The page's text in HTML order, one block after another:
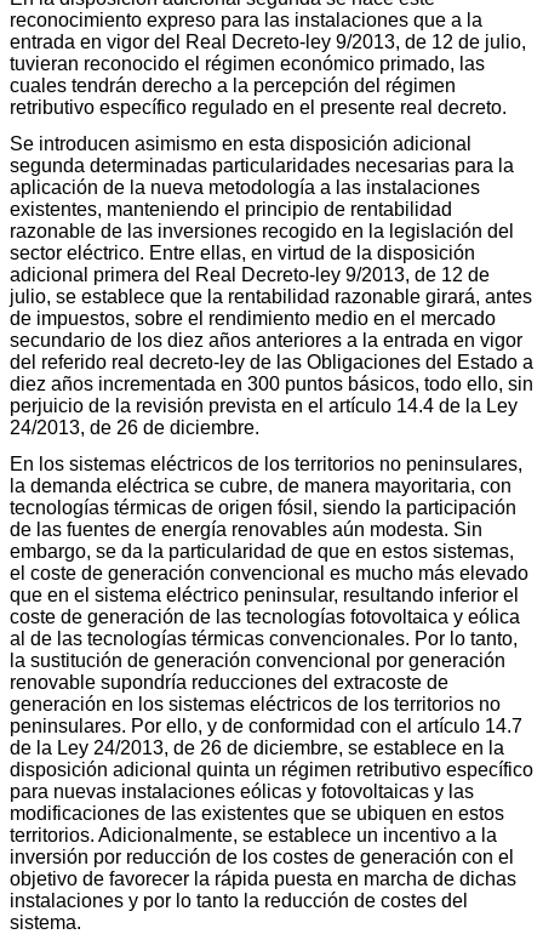
reconocimiento expreso para las instalaciones que a la
entrada en vigor del Real Decreto-ley 9/2013, de 12 de julio,
tuvieran reconocido el régimen económico primado, las
cuales tendrán derecho a la percepción del régimen
retributivo específico regulado en el presente real decreto.
Se introducen asimismo en esta disposición adicional
segunda determinadas particularidades necesarias para la
aplicación de la nueva metodología a las instalaciones
existentes, manteniendo el principio de rentabilidad
razonable de las inversiones recogido en la legislación del
sector eléctrico. Entre ellas, en virtud de la disposición
adicional primera del Real Decreto-ley 9/2013, de 12 de
julio, se establece que la rentabilidad razonable girará, antes
de impuestos, sobre el rendimiento medio en el mercado
secundario de los diez años anteriores a la entrada en vigor
del referido real decreto-ley de las Obligaciones del Estado a
diez años incrementada en 300 puntos básicos, todo ello, sin
perjuicio de la revisión prevista en el artículo 14.4 de la Ley
24/2013, de 26 de diciembre.
En los sistemas eléctricos de los territorios no peninsulares,
la demanda eléctrica se cubre, de manera mayoritaria, con
tecnologías térmicas de origen fósil, siendo la participación
de las fuentes de energía renovables aún modesta. Sin
embargo, se da la particularidad de que en estos sistemas,
el coste de generación convencional es mucho más elevado
que en el sistema eléctrico peninsular, resultando inferior el
coste de generación de las tecnologías fotovoltaica y eólica
al de las tecnologías térmicas convencionales. Por lo tanto,
la sustitución de generación convencional por generación
renovable supondría reducciones del extracoste de
generación en los sistemas eléctricos de los territorios no
peninsulares. Por ello, y de conformidad con el artículo 14.7
de la Ley 24/2013, de 26 de diciembre, se establece en la
disposición adicional quinta un régimen retributivo específico
para nuevas instalaciones eólicas y fotovoltaicas y las
modificaciones de las existentes que se ubiquen en estos
territorios. Adicionalmente, se establece un incentivo a la
inversión por reducción de los costes de generación con el
objetivo de favorecer la rápida puesta en marcha de dichas
instalaciones y por lo tanto la reducción de costes del
sistema.